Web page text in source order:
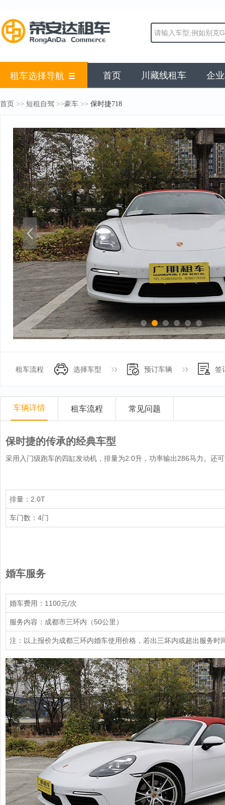
租车选择导航 首页 川藏线租车 企
首页 >> 短租自驾 >>豪车 >> 保时捷718
租车流程 选择车型 预订车辆 签
车辆详情 租车流程 常见问题
保时捷的传承的经典车型
采用入门级跑车的四缸发动机，排量为2.0升，功率输出286马力。还
排量：2.0T
车门数：4门
婚车服务
婚车费用：1100元/次
服务内容：成都市三环内（50公里）
注：以上报价为成都三环内婚车使用价格，若出三坏内或超出服务时